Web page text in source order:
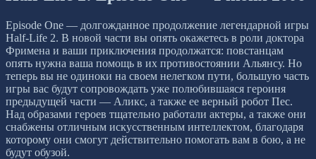
Episode One — долгожданное продолжение легендарной игры
Half-Life 2. В новой части вы опять окажетесь в роли доктора
Фримена и ваши приключения продолжатся: повстанцам
опять нужна ваша помощь в их противостоянии Альянсу. Но
теперь вы не одиноки на своем нелегком пути, большую часть
игры вас будут сопровождать уже полюбившаяся героиня
предыдущей части — Аликс, а также ее верный робот Пес.
Над образами героев тщательно работали актеры, а также они
снабжены отличным искусственным интеллектом, благодаря
которому они смогут действительно помогать вам в бою, а не
будут обузой.